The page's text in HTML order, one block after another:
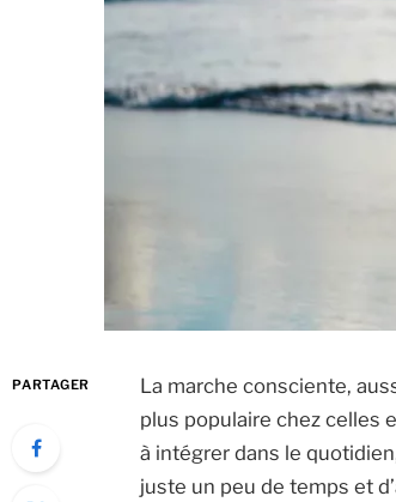
PARTAGER
La marche consciente,
plus populaire chez celles
à intégrer dans le
juste un peu de temps et